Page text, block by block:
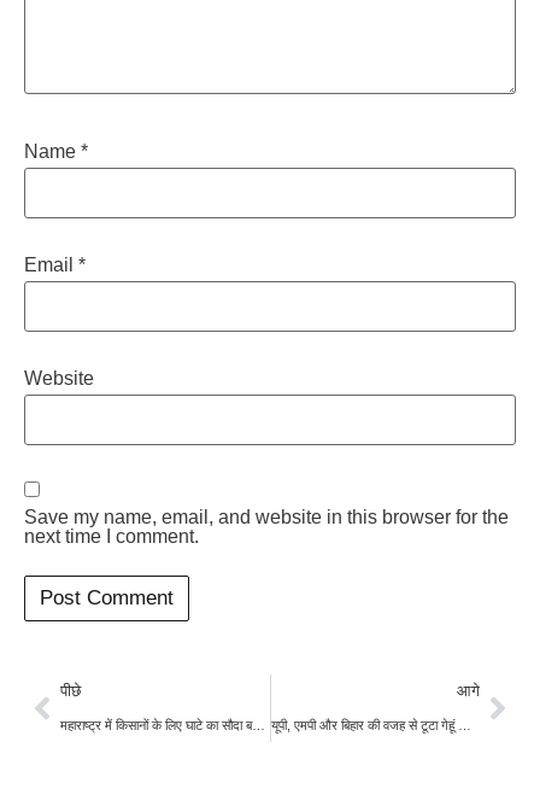
Name *
Email *
Website
Save my name, email, and website in this browser for the
next time I comment.
पीछे
महाराष्ट्र में किसानों के लिए घाटे का सौदा बन गया सोयाबीन, मंडियों में नहीं मिल रहे अच्छे दाम
आगे